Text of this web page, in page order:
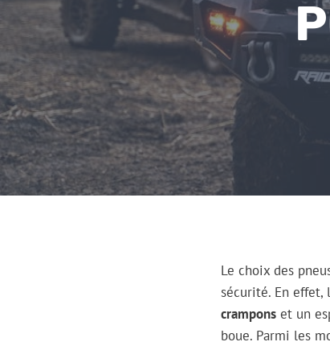
Le choix des
sécurité. En effet,
crampons et un
boue. Parmi les